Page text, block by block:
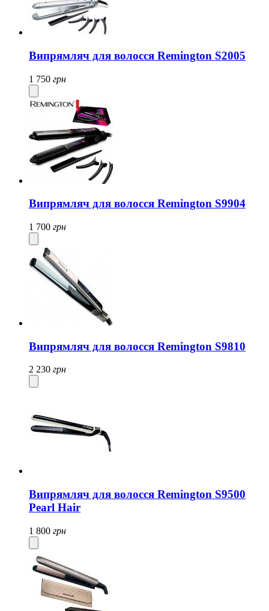
Випрямляч для волосся Remington S2005
1 750 грн
Випрямляч для волосся Remington S9904
1 700 грн
Випрямляч для волосся Remington S9810
2 230 грн
Випрямляч для волосся Remington S9500
Pearl Hair
1 800 грн